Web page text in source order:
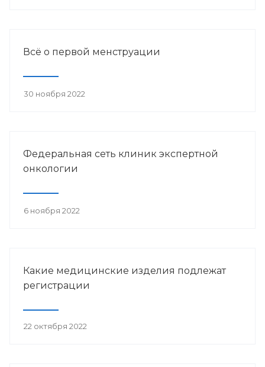
Всё о первой менструации
30 ноября 2022
Федеральная сеть клиник экспертной
онкологии
6 ноября 2022
Какие медицинские изделия подлежат
регистрации
22 октября 2022